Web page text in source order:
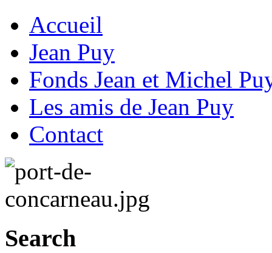
Accueil
Jean Puy
Fonds Jean et Michel
Les amis de Jean Puy
Contact
Search